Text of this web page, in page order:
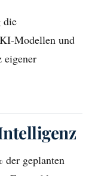
die
Modellen und
eigener
der geplanten